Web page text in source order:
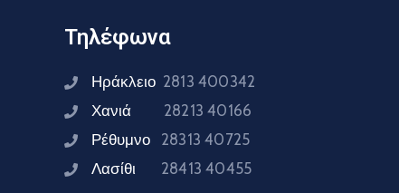
Τηλέφωνα
Ηράκλειο 2813 400342
Χανιά 28213 40166
Ρέθυμνο 28313 40725
Λασίθι 28413 40455